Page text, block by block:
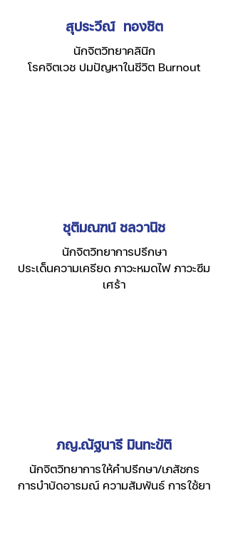
สุประวีณ์ ทองชิต
นักจิตวิทยาคลินิก
โรคจิตเวช ปมปัญหาในชีวิต Burnout
ชุติมณฑน์ ชลวานิช
นักจิตวิทยาการปรึกษา
ประเด็นความเครียด ภาวะหมดไฟ ภาวะซึม
เศร้า
ภญ.ณัฐนารี มินทะขัติ
นักจิตวิทยาการให้คำปรึกษา/เภสัชกร
การบำบัดอารมณ์ ความสัมพันธ์ การใช้ยา